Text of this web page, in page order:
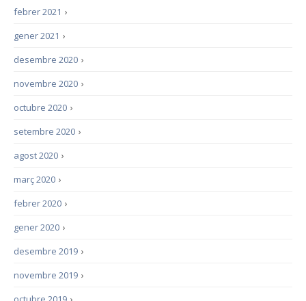
›
febrer 2021
›
gener 2021
›
desembre 2020
›
novembre 2020
›
octubre 2020
›
setembre 2020
›
agost 2020
›
març 2020
›
febrer 2020
›
gener 2020
›
desembre 2019
›
novembre 2019